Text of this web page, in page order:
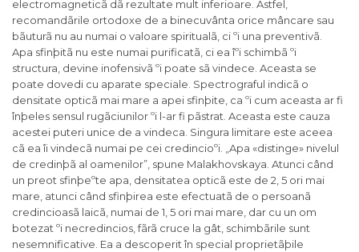
electromagneticã dã rezultate mult inferioare. Astfel,
recomandãrile ortodoxe de a binecuvânta orice mâncare sau
bãuturã nu au numai o valoare spiritualã, ci ºi una preventivã.
Apa sfinþitã nu este numai purificatã, ci ea îºi schimbã ºi
structura, devine inofensivã ºi poate sã vindece. Aceasta se
poate dovedi cu aparate speciale. Spectrograful indicã o
densitate opticã mai mare a apei sfinþite, ca ºi cum aceasta ar fi
înþeles sensul rugãciunilor ºi l-ar fi pãstrat. Aceasta este cauza
acestei puteri unice de a vindeca. Singura limitare este aceea
cã ea îi vindecã numai pe cei credincioºi. „Apa «distinge» nivelul
de credinþã al oamenilor”, spune Malakhovskaya. Atunci când
un preot sfinþeºte apa, densitatea opticã este de 2, 5 ori mai
mare, atunci când sfinþirea este efectuatã de o persoanã
credincioasã laicã, numai de 1, 5 ori mai mare, dar cu un om
botezat ºi necredincios, fãrã cruce la gât, schimbãrile sunt
nesemnificative. Ea a descoperit în special proprietãþile